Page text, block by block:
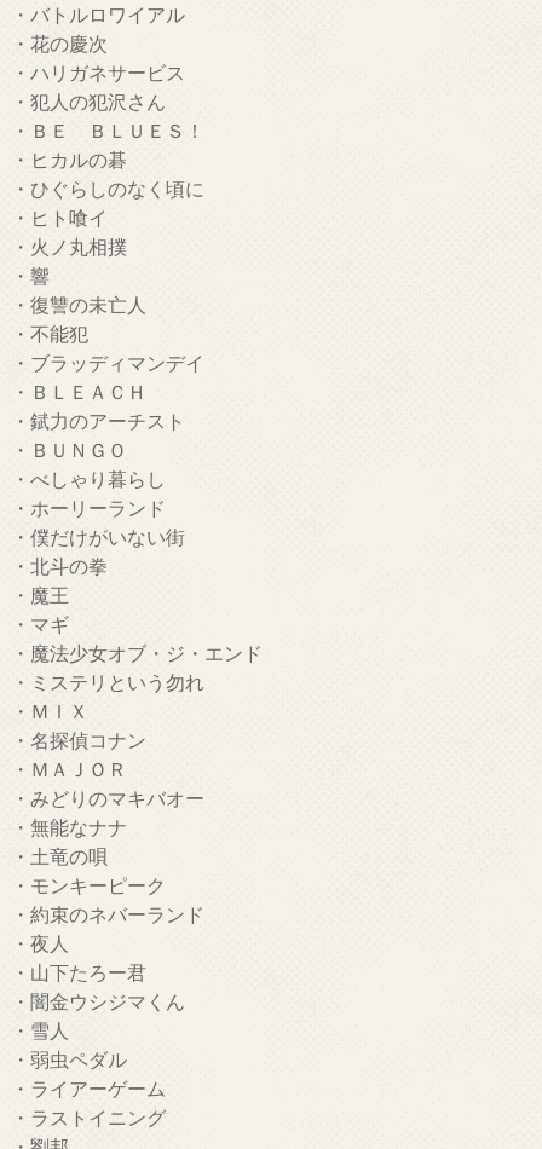
・バトルロワイアル
・花の慶次
・ハリガネサービス
・犯人の犯沢さん
・ＢＥ ＢＬＵＥＳ！
・ヒカルの碁
・ひぐらしのなく頃に
・ヒト喰イ
・火ノ丸相撲
・響
・復讐の未亡人
・不能犯
・ブラッディマンデイ
・ＢＬＥＡＣＨ
・錻力のアーチスト
・ＢＵＮＧＯ
・べしゃり暮らし
・ホーリーランド
・僕だけがいない街
・北斗の拳
・魔王
・マギ
・魔法少女オブ・ジ・エンド
・ミステリという勿れ
・ＭＩＸ
・名探偵コナン
・ＭＡＪＯＲ
・みどりのマキバオー
・無能なナナ
・土竜の唄
・モンキーピーク
・約束のネバーランド
・夜人
・山下たろー君
・闇金ウシジマくん
・雪人
・弱虫ペダル
・ライアーゲーム
・ラストイニング